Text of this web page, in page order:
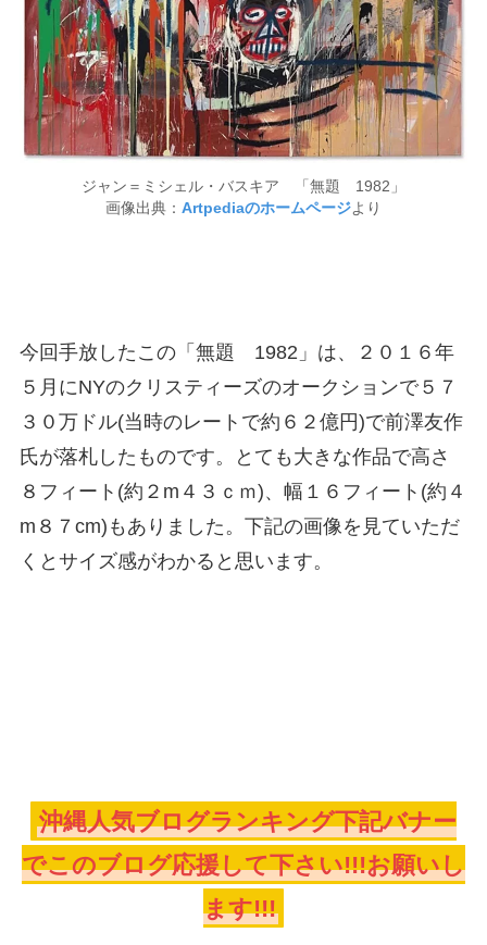
ジャン＝ミシェル・バスキア 「無題 1982」
画像出典： Artpediaのホームページより
今回手放したこの「無題 1982」は、２０１６年
５月にNYのクリスティーズのオークションで５７
３０万ドル(当時のレートで約６２億円)で前澤友作
氏が落札したものです。とても大きな作品で高さ
８フィート(約２m４３ｃｍ)、幅１６フィート(約４
m８７cm)もありました。下記の画像を見ていただ
くとサイズ感がわかると思います。
沖縄人気ブログランキング下記バナー
でこのブログ応援して下さい!!!お願いし
ます!!!